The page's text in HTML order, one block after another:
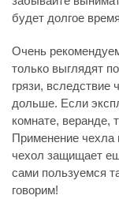
будет долгое
Очень
только выглядят
грязи, вследствие
дольше. Если
комнате, веранде,
Применение чехла
чехол защищает
сами пользуемся
говорим!